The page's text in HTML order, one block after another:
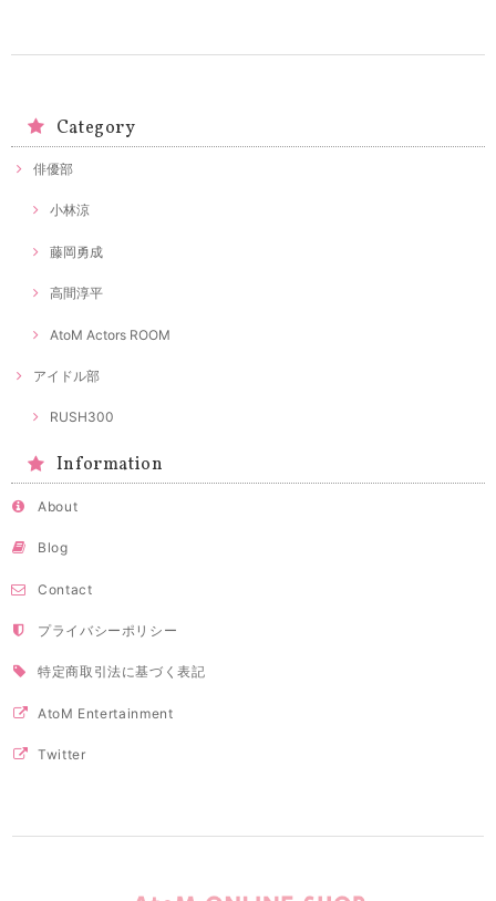
Category
俳優部
小林涼
藤岡勇成
高間淳平
AtoM Actors ROOM
アイドル部
RUSH300
Information
About
Blog
Contact
プライバシーポリシー
特定商取引法に基づく表記
AtoM Entertainment
Twitter